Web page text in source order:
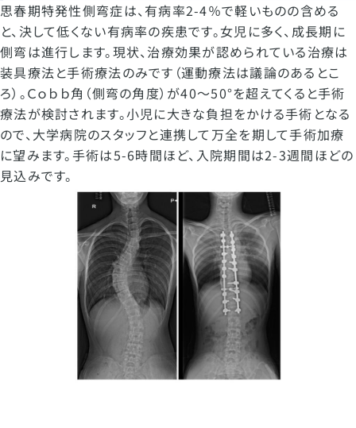
思春期特発性側弯症は、有病率2-4％で軽いものの含める
と、決して低くない有病率の疾患です。女児に多く、成長期に
側弯は進行します。現状、治療効果が認められている治療は
装具療法と手術療法のみです（運動療法は議論のあるとこ
ろ）。Ｃｏｂｂ角（側弯の角度）が40～50°を超えてくると手術
療法が検討されます。小児に大きな負担をかける手術となる
ので、大学病院のスタッフと連携して万全を期して手術加療
に望みます。手術は5-6時間ほど、入院期間は2-3週間ほどの
見込みです。